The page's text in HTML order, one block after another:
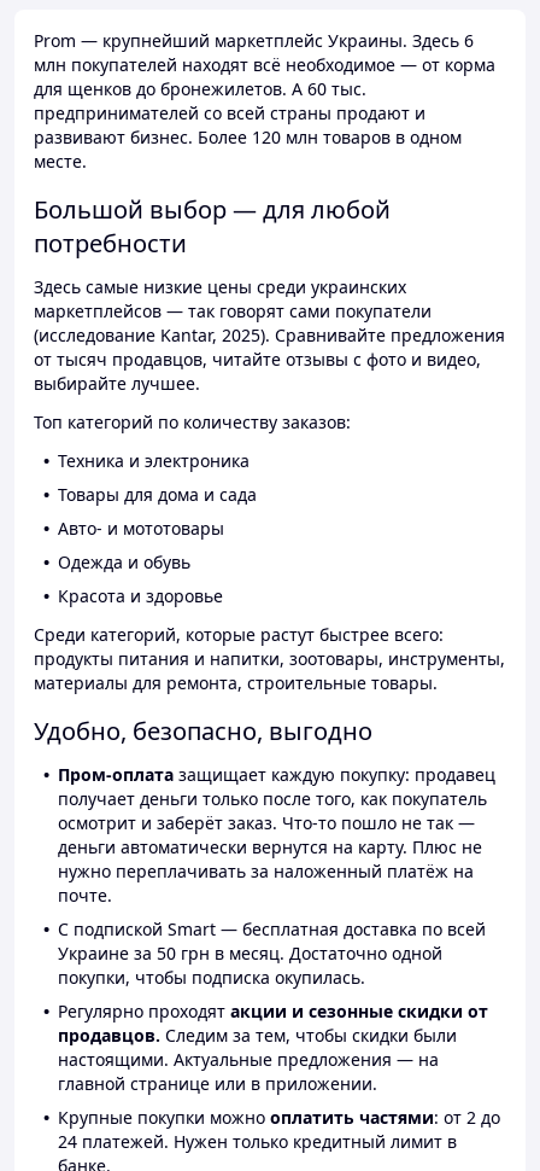
Prom — крупнейший маркетплейс Украины. Здесь 6
млн покупателей находят всё необходимое — от корма
для щенков до бронежилетов. А 60 тыс.
предпринимателей со всей страны продают и
развивают бизнес. Более 120 млн товаров в одном
месте.
Большой выбор — для любой
потребности
Здесь самые низкие цены среди украинских
маркетплейсов — так говорят сами покупатели
(исследование Kantar, 2025). Сравнивайте предложения
от тысяч продавцов, читайте отзывы с фото и видео,
выбирайте лучшее.
Топ категорий по количеству заказов:
Техника и электроника
Товары для дома и сада
Авто- и мототовары
Одежда и обувь
Красота и здоровье
Среди категорий, которые растут быстрее всего:
продукты питания и напитки, зоотовары, инструменты,
материалы для ремонта, строительные товары.
Удобно, безопасно, выгодно
Пром-оплата защищает каждую покупку: продавец
получает деньги только после того, как покупатель
осмотрит и заберёт заказ. Что-то пошло не так —
деньги автоматически вернутся на карту. Плюс не
нужно переплачивать за наложенный платёж на
почте.
С подпиской Smart — бесплатная доставка по всей
Украине за 50 грн в месяц. Достаточно одной
покупки, чтобы подписка окупилась.
Регулярно проходят акции и сезонные скидки от
продавцов. Следим за тем, чтобы скидки были
настоящими. Актуальные предложения — на
главной странице или в приложении.
Крупные покупки можно оплатить частями: от 2 до
24 платежей. Нужен только кредитный лимит в
банке.